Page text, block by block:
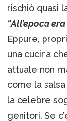
rischiò quasi
“All’epoca era
Eppure,
una cucina
attuale non
come la
la celebre
genitori. Se